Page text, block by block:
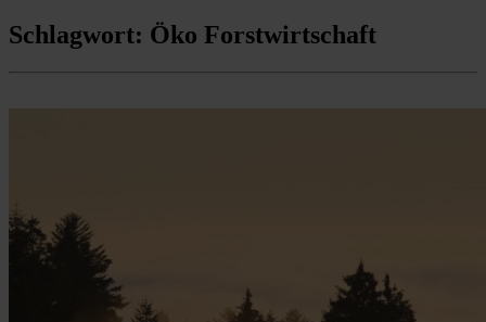
Schlagwort: Öko Forstwirtschaft